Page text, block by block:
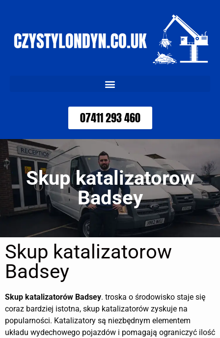
07411 293 460
Skup katalizatorow
Badsey
Skup katalizatorow
Badsey
Skup katalizatorów Badsey. troska o środowisko staje się
coraz bardziej istotna, skup katalizatorów zyskuje na
popularności. Katalizatory są niezbędnym elementem
układu wydechowego pojazdów i pomagają ograniczyć ilość